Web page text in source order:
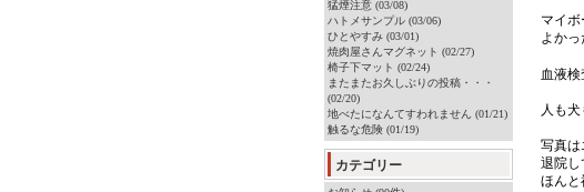
猛煙注意 (03/08)
ハトメサンプル (03/06)
ひとやすみ (03/01)
焼肉屋さんマグネット (02/27)
椅子下マット (02/24)
またまたお久しぶりの投稿・・・
(02/20)
地べたになんてすわれません (01/21)
触るな危険 (01/19)
カテゴリー
マイボ
よかっ
血液検
人も犬
写真は
退院し
ほんと